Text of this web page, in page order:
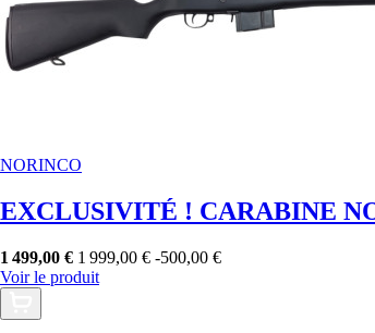
NORINCO
EXCLUSIVITÉ ! CARABINE
1 499,00 € 1 999,00 € -500,00 €
Voir le produit